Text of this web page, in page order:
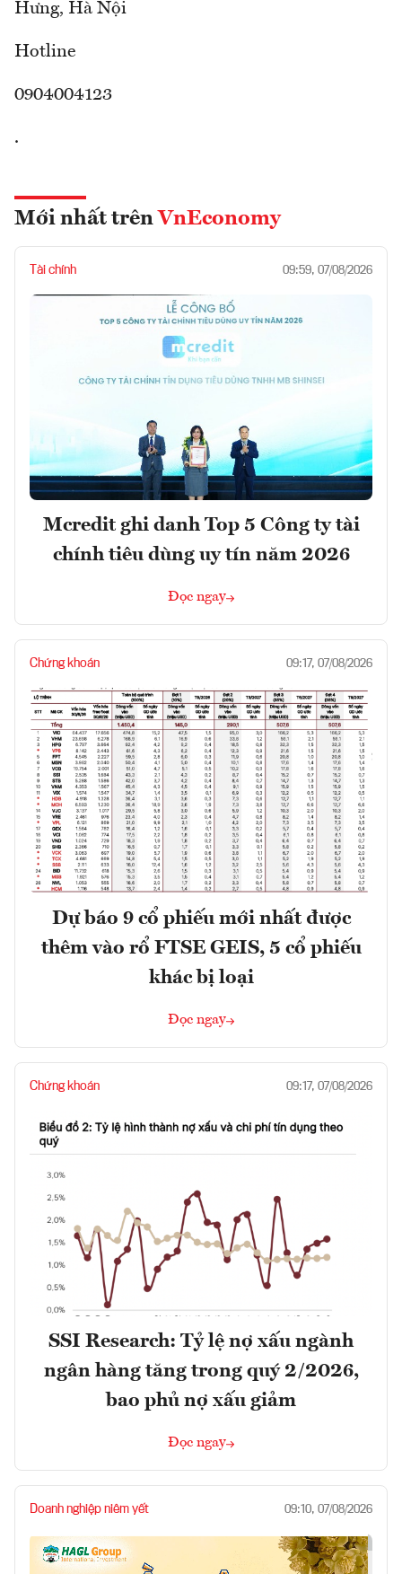
Hưng, Hà Nội
Hotline
0904004123
.
Mới nhất trên VnEconomy
Tài chính 09:59, 07/08/2026
Mcredit ghi danh Top 5 Công ty tài
chính tiêu dùng uy tín năm 2026
Đọc ngay
Chứng khoán 09:17, 07/08/2026
Dự báo 9 cổ phiếu mới nhất được
thêm vào rổ FTSE GEIS, 5 cổ phiếu
khác bị loại
Đọc ngay
Chứng khoán 09:17, 07/08/2026
SSI Research: Tỷ lệ nợ xấu ngành
ngân hàng tăng trong quý 2/2026,
bao phủ nợ xấu giảm
Đọc ngay
Doanh nghiệp niêm yết 09:10, 07/08/2026